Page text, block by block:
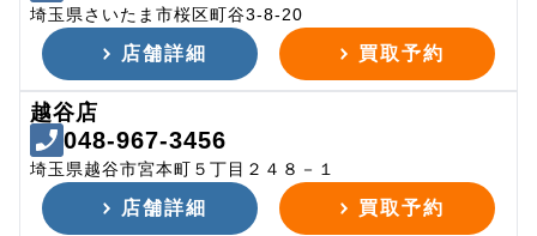
埼玉県さいたま市桜区町谷3-8-20
店舗詳細 買取予約
越谷店
048-967-3456
埼玉県越谷市宮本町５丁目２４８－１
店舗詳細 買取予約